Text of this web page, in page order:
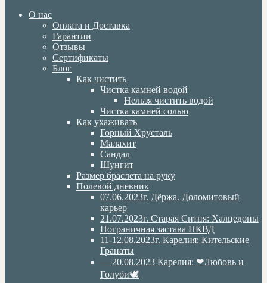
О нас
Оплата и Доставка
Гарантии
Отзывы
Сертификаты
Блог
Как чистить
Чистка камней водой
Нельзя чистить водой
Чистка камней солью
Как ухаживать
Горный Хрусталь
Малахит
Сандал
Шунгит
Размер браслета на руку
Полевой дневник
07.06.2023г. Дёржа. Доломитовый
карьер
21.07.2023г. Старая Ситня: Халцедоны
Пограничная застава НКВД
11-12.08.2023г. Карелия: Кительские
Гранаты
— 20.08.2023 Карелия: ❤Любовь и
Голуби🕊